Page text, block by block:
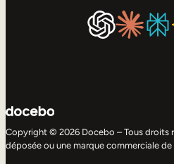
Copyright © 2026 Docebo – Tous droits
déposée ou une marque commerciale